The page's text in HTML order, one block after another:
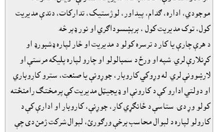
موجودي، اداره، ګدام، پيداور، لوژستيک، تدارکات، دندې مديريت
کول، توک مديريت کول ، برېښسوداګري او نور ډېر څه.
د هرې چارې يا کار د ترسره کولو د مديريت او څار لپاره ډشبورډ او
کړنلارې لري. شپه او ورځ د سمبالولو او چارو لپاره پليکه مرستې او
لارښوونې لري. له وړوکي کاروبار، جوړونې يا صنعت، سترو کاروباري
او دولتي ادارو کې د کارونې او ډيجيټل مديريت کې پرمختګ رامنځته
کولو وړ دى. ستاسې د ځانګړي کار، جوړنې، کاروبار او ادارې کې د
کارولو لپاره د لېوال محاسب برخې ورګورئ، لېوال شرکت ژمن دى چې